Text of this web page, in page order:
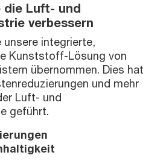
die Luft- und
verbessern
integrierte,
Kunststoff-Lösung von
übernommen. Dies hat
und mehr
Luft- und
geführt.